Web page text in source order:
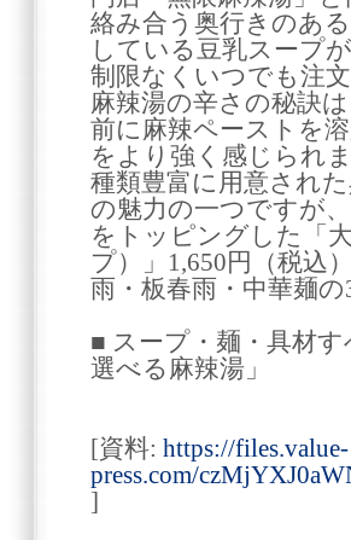
絡み合う奥行きのあ
している豆乳スープ
制限なくいつでも注
麻辣湯の辛さの秘訣
前に麻辣ペーストを
をより強く感じられ
種類豊富に用意され
の魅力の一つですが
をトッピングした「
プ）」1,650円（税込
雨・板春雨・中華麺
■ スープ・麺・具材
選べる麻辣湯」
[資料: https://files.value-
press.com/
]